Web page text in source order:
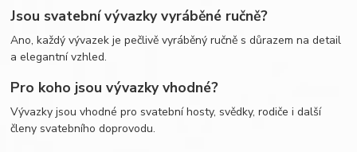
Jsou svatební vývazky vyráběné ručně?
Ano, každý vývazek je pečlivě vyráběný ručně s důrazem na detail
a elegantní vzhled.
Pro koho jsou vývazky vhodné?
Vývazky jsou vhodné pro svatební hosty, svědky, rodiče i další
členy svatebního doprovodu.